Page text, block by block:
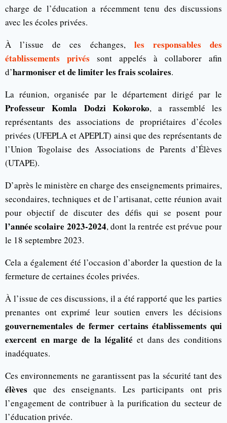
charge de l’éducation a récemment tenu des discussions
avec les écoles privées.
À l’issue de ces échanges, les responsables des
établissements privés sont appelés à collaborer afin
d’harmoniser et de limiter les frais scolaires.
La réunion, organisée par le département dirigé par le
Professeur Komla Dodzi Kokoroko, a rassemblé les
représentants des associations de propriétaires d’écoles
privées (UFEPLA et APEPLT) ainsi que des représentants de
l’Union Togolaise des Associations de Parents d’Élèves
(UTAPE).
D’après le ministère en charge des enseignements primaires,
secondaires, techniques et de l’artisanat, cette réunion avait
pour objectif de discuter des défis qui se posent pour
l’année scolaire 2023-2024, dont la rentrée est prévue pour
le 18 septembre 2023.
Cela a également été l’occasion d’aborder la question de la
fermeture de certaines écoles privées.
À l’issue de ces discussions, il a été rapporté que les parties
prenantes ont exprimé leur soutien envers les décisions
gouvernementales de fermer certains établissements qui
exercent en marge de la légalité et dans des conditions
inadéquates.
Ces environnements ne garantissent pas la sécurité tant des
élèves que des enseignants. Les participants ont pris
l’engagement de contribuer à la purification du secteur de
l’éducation privée.